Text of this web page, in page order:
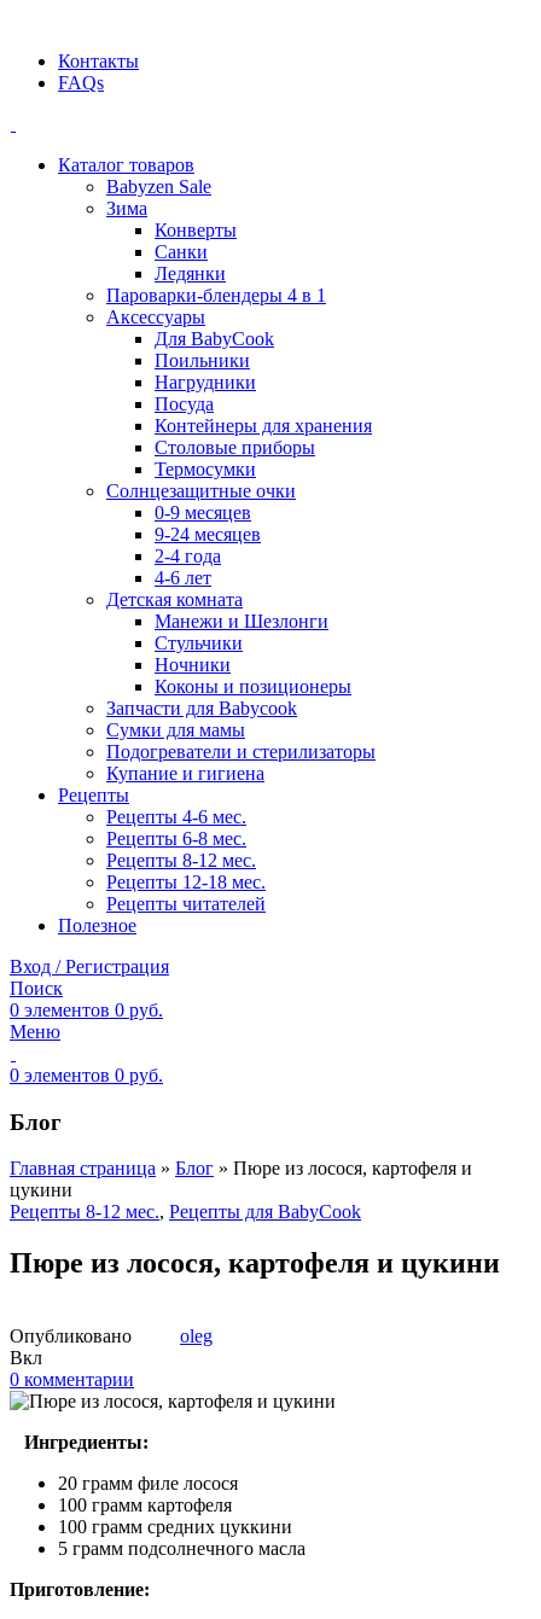
Контакты
FAQs
Каталог товаров
Babyzen Sale
Зима
Конверты
Санки
Ледянки
Пароварки-блендеры 4 в 1
Аксессуары
Для BabyCook
Поильники
Нагрудники
Посуда
Контейнеры для хранения
Столовые приборы
Термосумки
Солнцезащитные очки
0-9 месяцев
9-24 месяцев
2-4 года
4-6 лет
Детская комната
Манежи и Шезлонги
Стульчики
Ночники
Коконы и позиционеры
Запчасти для Babycook
Сумки для мамы
Подогреватели и стерилизаторы
Купание и гигиена
Рецепты
Рецепты 4-6 мес.
Рецепты 6-8 мес.
Рецепты 8-12 мес.
Рецепты 12-18 мес.
Рецепты читателей
Полезное
Вход / Регистрация
Поиск
0 элементов 0 руб.
Меню
0 элементов 0 руб.
Блог
Главная страница » Блог » Пюре из лосося, картофеля и
цукини
Рецепты 8-12 мес., Рецепты для BabyCook
Пюре из лосося, картофеля и цукини
Опубликовано
oleg
Вкл
0 комментарии
Ингредиенты:
20 грамм филе лосося
100 грамм картофеля
100 грамм средних цуккини
5 грамм подсолнечного масла
Приготовление: